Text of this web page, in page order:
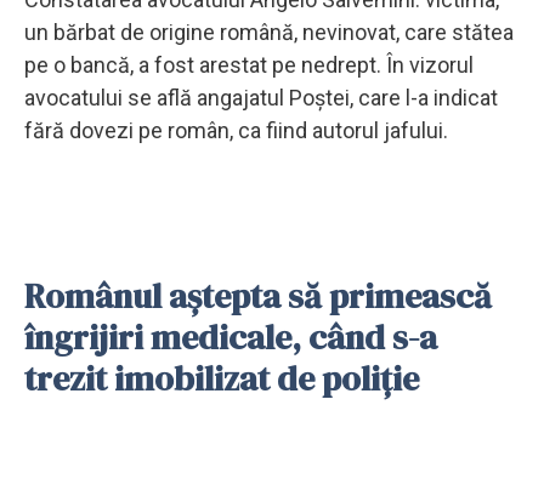
un bărbat de origine română, nevinovat, care stătea
pe o bancă, a fost arestat pe nedrept. În vizorul
avocatului se află angajatul Poștei, care l-a indicat
fără dovezi pe român, ca fiind autorul jafului.
Românul aștepta să primească
îngrijiri medicale, când s-a
trezit imobilizat de poliție